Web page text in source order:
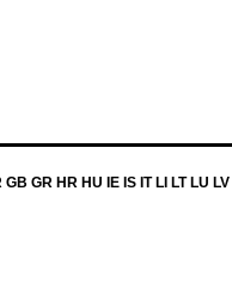
GR HR HU IE IS IT LI LT LU